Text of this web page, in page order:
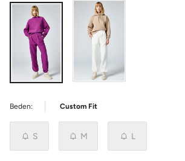
Beden: Custom Fit
S M L